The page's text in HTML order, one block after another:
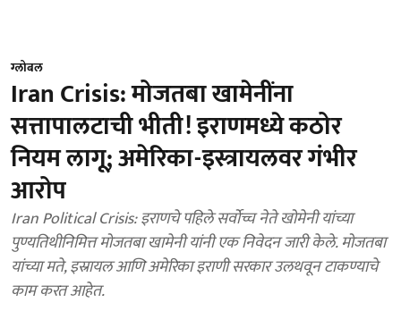
ग्लोबल
Iran Crisis: मोजतबा खामेनींना
सत्तापालटाची भीती! इराणमध्ये कठोर
नियम लागू; अमेरिका-इस्त्रायलवर गंभीर
आरोप
Iran Political Crisis: इराणचे पहिले सर्वोच्च नेते खोमेनी यांच्या
पुण्यतिथीनिमित्त मोजतबा खामेनी यांनी एक निवेदन जारी केले. मोजतबा
यांच्या मते, इस्रायल आणि अमेरिका इराणी सरकार उलथवून टाकण्याचे
काम करत आहेत.